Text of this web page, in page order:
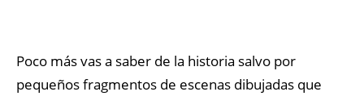
Poco más vas a saber de la historia salvo por
pequeños fragmentos de escenas dibujadas que